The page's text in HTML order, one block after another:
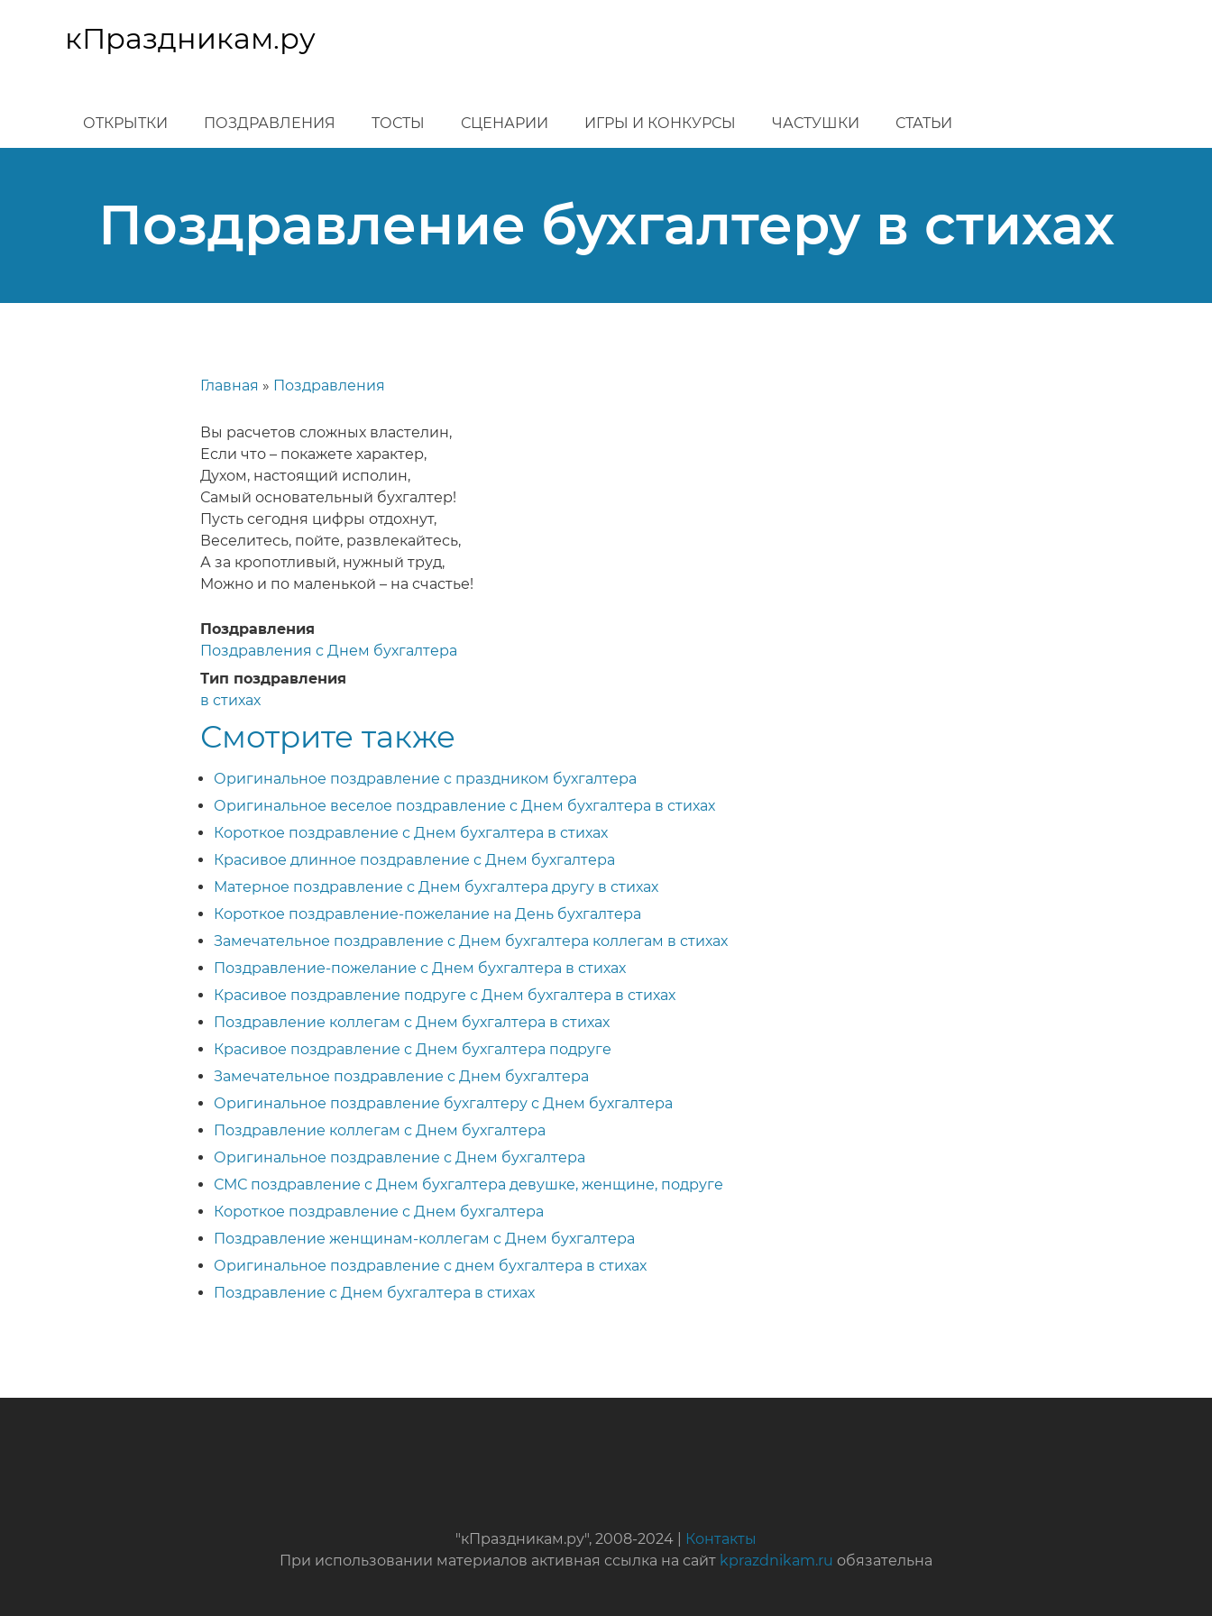
основномукПраздникам.ру
ОТКРЫТКИ ПОЗДРАВЛЕНИЯ ТОСТЫ СЦЕНАРИИ ИГРЫ И КОНКУРСЫ ЧАСТУШКИ СТАТЬИ
Поздравление бухгалтеру в стихах
навигации
Главная Поздравления
Вы расчетов сложных властелин,
Если что – покажете характер,
Духом, настоящий исполин,
Самый основательный бухгалтер!
Пусть сегодня цифры отдохнут,
Веселитесь, пойте, развлекайтесь,
А за кропотливый, нужный труд,
Можно и по маленькой – на счастье!
Поздравления
Поздравления с Днем бухгалтера
Тип поздравления
в стихах
Смотрите также
Оригинальное поздравление с праздником бухгалтера
Оригинальное веселое поздравление с Днем бухгалтера в стихах
Короткое поздравление с Днем бухгалтера в стихах
Красивое длинное поздравление с Днем бухгалтера
Матерное поздравление с Днем бухгалтера другу в стихах
Короткое поздравление-пожелание на День бухгалтера
Замечательное поздравление с Днем бухгалтера коллегам в стихах
Поздравление-пожелание с Днем бухгалтера в стихах
Красивое поздравление подруге с Днем бухгалтера в стихах
Поздравление коллегам с Днем бухгалтера в стихах
Красивое поздравление с Днем бухгалтера подруге
Замечательное поздравление с Днем бухгалтера
Оригинальное поздравление бухгалтеру с Днем бухгалтера
Поздравление коллегам с Днем бухгалтера
Оригинальное поздравление с Днем бухгалтера
СМС поздравление с Днем бухгалтера девушке, женщине, подруге
Короткое поздравление с Днем бухгалтера
Поздравление женщинам-коллегам с Днем бухгалтера
Оригинальное поздравление с днем бухгалтера в стихах
Поздравление с Днем бухгалтера в стихах
"кПраздникам.ру", 2008-2024 |
Контакты
При использовании материалов активная ссылка на сайт kprazdnikam.ru обязательна